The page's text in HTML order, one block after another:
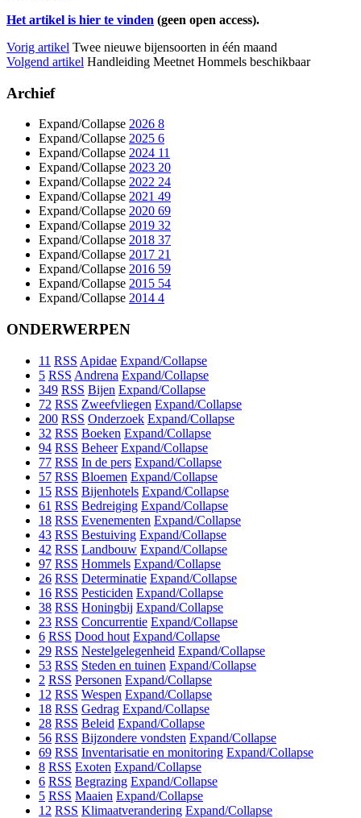
Het artikel is hier te vinden (geen open access).
Vorig artikel Twee nieuwe bijensoorten in één maand
Volgend artikel Handleiding Meetnet Hommels beschikbaar
Archief
Expand/Collapse 2026 8
Expand/Collapse 2025 6
Expand/Collapse 2024 11
Expand/Collapse 2023 20
Expand/Collapse 2022 24
Expand/Collapse 2021 49
Expand/Collapse 2020 69
Expand/Collapse 2019 32
Expand/Collapse 2018 37
Expand/Collapse 2017 21
Expand/Collapse 2016 59
Expand/Collapse 2015 54
Expand/Collapse 2014 4
ONDERWERPEN
11 RSS Apidae Expand/Collapse
5 RSS Andrena Expand/Collapse
349 RSS Bijen Expand/Collapse
72 RSS Zweefvliegen Expand/Collapse
200 RSS Onderzoek Expand/Collapse
32 RSS Boeken Expand/Collapse
94 RSS Beheer Expand/Collapse
77 RSS In de pers Expand/Collapse
57 RSS Bloemen Expand/Collapse
15 RSS Bijenhotels Expand/Collapse
61 RSS Bedreiging Expand/Collapse
18 RSS Evenementen Expand/Collapse
43 RSS Bestuiving Expand/Collapse
42 RSS Landbouw Expand/Collapse
97 RSS Hommels Expand/Collapse
26 RSS Determinatie Expand/Collapse
16 RSS Pesticiden Expand/Collapse
38 RSS Honingbij Expand/Collapse
23 RSS Concurrentie Expand/Collapse
6 RSS Dood hout Expand/Collapse
29 RSS Nestelgelegenheid Expand/Collapse
53 RSS Steden en tuinen Expand/Collapse
2 RSS Personen Expand/Collapse
12 RSS Wespen Expand/Collapse
18 RSS Gedrag Expand/Collapse
28 RSS Beleid Expand/Collapse
56 RSS Bijzondere vondsten Expand/Collapse
69 RSS Inventarisatie en monitoring Expand/Collapse
8 RSS Exoten Expand/Collapse
6 RSS Begrazing Expand/Collapse
5 RSS Maaien Expand/Collapse
12 RSS Klimaatverandering Expand/Collapse